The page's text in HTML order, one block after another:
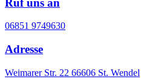
06851 9749630
Adresse
Weimarer Str. 22 66606 St. Wendel